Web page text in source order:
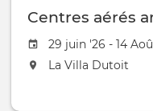
Centres aérés
Date de
29 juin '26 - 14
L'événement aura
La Villa Dutoit